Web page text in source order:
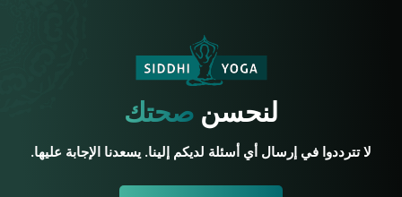
لنحسنصحتك
لا تترددوا في إرسال أي أسئلة لديكم إلينا. يسعدنا الإجابة عليها.